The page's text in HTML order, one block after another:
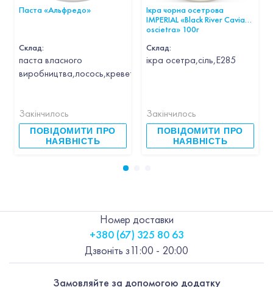
Паста «Альфредо»
Склад:
паста власного
Закінчилось
ПОВІДОМИТИ ПРО
НАЯВНІСТЬ
Ікра чорна осетрова
IMPERIAL «Black River Caviar
oscietra» 100г
Склад:
ікра осетра,сіль,Е285
Закінчилось
ПОВІДОМИТИ ПРО
НАЯВНІСТЬ
Замовляйте за допомогою додатку
Номер доставки
+380 (67) 325 80 63
Дзвоніть з11:00 - 20:00